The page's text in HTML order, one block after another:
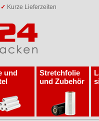
✓ Kurze Lieferzeiten
und
Stretchfolie
und Zubehör